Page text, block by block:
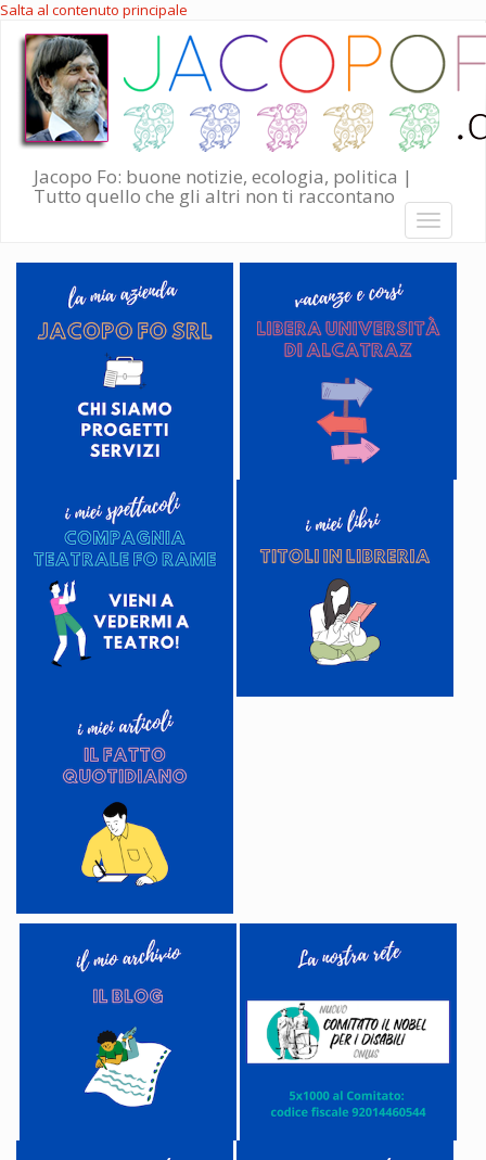
Salta al contenuto principale
Jacopo Fo: buone notizie, ecologia, politica |
Tutto quello che gli altri non ti raccontano
Toggle